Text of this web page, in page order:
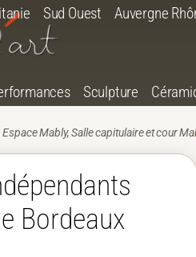
Sud Ouest Auvergne
Sculpture
Espace Mably, Salle capitulaire et cour
Bordeaux